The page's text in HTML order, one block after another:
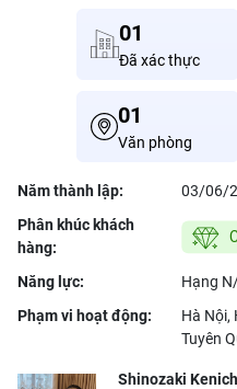
01
Đã xác thực
01
Văn phòng
Năm thành lập:
03/06/
Phân khúc khách
hàng:
Năng lực:
Hạng
Phạm vi hoạt động:
Hà Nội,
Tuyên
Lạng
Shinozaki